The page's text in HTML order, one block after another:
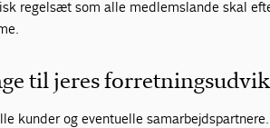
regelsæt som alle medlemslande skal
til jeres
kunder og eventuelle